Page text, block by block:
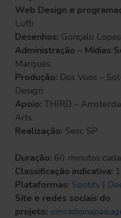
Web Design e
Lufti
Desenhos: Gonçalo Lopes
Administração – Mídias
Marques
Produção: Dos Voos –
Design
Apoio: THIRD –
Arts
Realização: Sesc SP
Duração: 60 minutos
Classificação indicativa:
Plataformas: Spotify |
Site e redes sociais do
projeto: